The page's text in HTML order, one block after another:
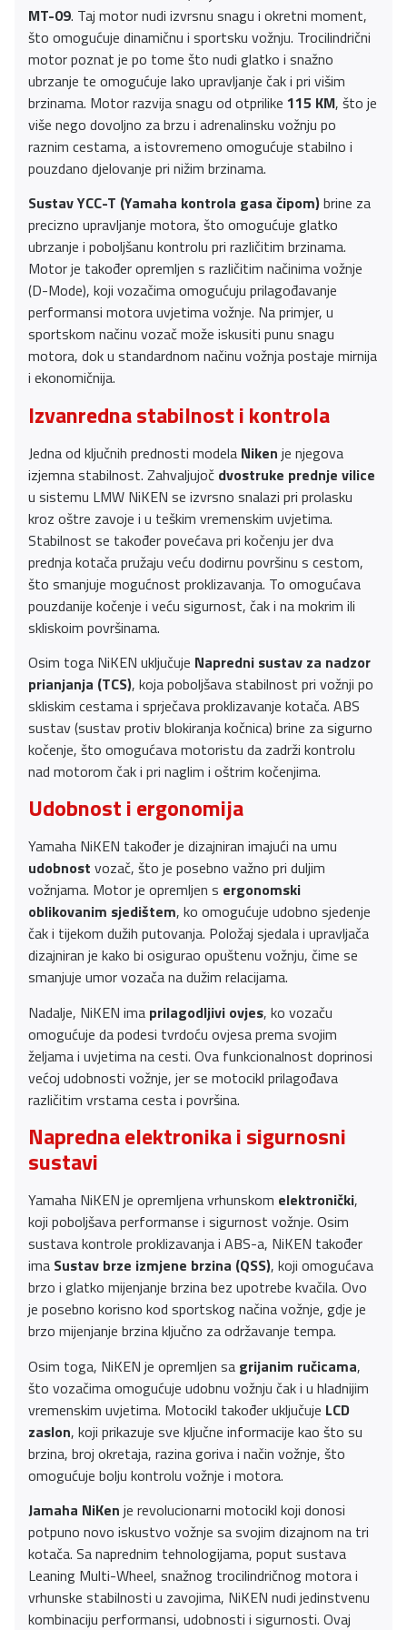
MT-09. Taj motor nudi izvrsnu snagu i okretni moment,
što omogućuje dinamičnu i sportsku vožnju. Trocilindrični
motor poznat je po tome što nudi glatko i snažno
ubrzanje te omogućuje lako upravljanje čak i pri višim
brzinama. Motor razvija snagu od otprilike 115 KM, što je
više nego dovoljno za brzu i adrenalinsku vožnju po
raznim cestama, a istovremeno omogućuje stabilno i
pouzdano djelovanje pri nižim brzinama.
Sustav YCC-T (Yamaha kontrola gasa čipom)brine za
precizno upravljanje motora, što omogućuje glatko
ubrzanje i poboljšanu kontrolu pri različitim brzinama.
Motor je također opremljen s različitim načinima vožnje
(D-Mode), koji vozačima omogućuju prilagođavanje
performansi motora uvjetima vožnje. Na primjer, u
sportskom načinu vozač može iskusiti punu snagu
motora, dok u standardnom načinu vožnja postaje mirnija
i ekonomičnija.
Izvanredna stabilnost i kontrola
Jedna od ključnih prednosti modela Niken je njegova
izjemna stabilnost. Zahvaljujoč dvostruke prednje vilice
u sistemu LMW NiKEN se izvrsno snalazi pri prolasku
kroz oštre zavoje i u teškim vremenskim uvjetima.
Stabilnost se također povećava pri kočenju jer dva
prednja kotača pružaju veću dodirnu površinu s cestom,
što smanjuje mogućnost proklizavanja. To omogućava
pouzdanije kočenje i veću sigurnost, čak i na mokrim ili
skliskoim površinama.
Osim toga NiKEN uključuje Napredni sustav za nadzor
prianjanja (TCS), koja poboljšava stabilnost pri vožnji po
skliskim cestama i sprječava proklizavanje kotača. ABS
sustav (sustav protiv blokiranja kočnica) brine za sigurno
kočenje, što omogućava motoristu da zadrži kontrolu
nad motorom čak i pri naglim i oštrim kočenjima.
Udobnost i ergonomija
Yamaha NiKEN također je dizajniran imajući na umu
udobnost vozač, što je posebno važno pri duljim
vožnjama. Motor je opremljen s ergonomski
oblikovanim sjedištem, ko omogućuje udobno sjedenje
čak i tijekom dužih putovanja. Položaj sjedala i upravljača
dizajniran je kako bi osigurao opuštenu vožnju, čime se
smanjuje umor vozača na dužim relacijama.
Nadalje, NiKEN ima prilagodljivi ovjes, ko vozaču
omogućuje da podesi tvrdoću ovjesa prema svojim
željama i uvjetima na cesti. Ova funkcionalnost doprinosi
većoj udobnosti vožnje, jer se motocikl prilagođava
različitim vrstama cesta i površina.
Napredna elektronika i sigurnosni
sustavi
Yamaha NiKEN je opremljena vrhunskom elektronički,
koji poboljšava performanse i sigurnost vožnje. Osim
sustava kontrole proklizavanja i ABS-a, NiKEN također
ima Sustav brze izmjene brzina (QSS), koji omogućava
brzo i glatko mijenjanje brzina bez upotrebe kvačila. Ovo
je posebno korisno kod sportskog načina vožnje, gdje je
brzo mijenjanje brzina ključno za održavanje tempa.
Osim toga, NiKEN je opremljen sa grijanim ručicama,
što vozačima omogućuje udobnu vožnju čak i u hladnijim
vremenskim uvjetima. Motocikl također uključuje LCD
zaslon, koji prikazuje sve ključne informacije kao što su
brzina, broj okretaja, razina goriva i način vožnje, što
omogućuje bolju kontrolu vožnje i motora.
Jamaha NiKen je revolucionarni motocikl koji donosi
potpuno novo iskustvo vožnje sa svojim dizajnom na tri
kotača. Sa naprednim tehnologijama, poput sustava
Leaning Multi-Wheel, snažnog trocilindričnog motora i
vrhunske stabilnosti u zavojima, NiKEN nudi jedinstvenu
kombinaciju performansi, udobnosti i sigurnosti. Ovaj